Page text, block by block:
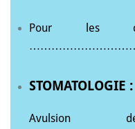
Pour les
STOMATOLOGIE :